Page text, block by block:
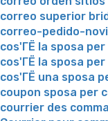
correo superior
correo-pedido-
cos'ГЁ la sposa
cos'ГЁ la sposa
cos'ГЁ una sposa
coupon sposa per
courrier des